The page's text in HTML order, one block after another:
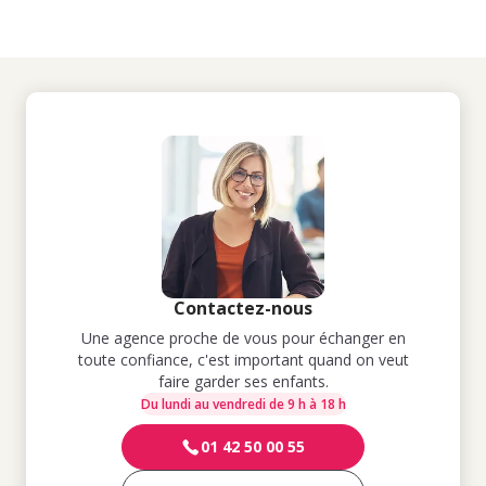
Contactez-nous
Une agence proche de vous pour échanger en
toute confiance, c'est important quand on veut
faire garder ses enfants.
Du lundi au vendredi de 9 h à 18 h
01 42 50 00 55